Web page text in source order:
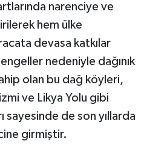
narenciye ve
hem ülke
devasa katkılar
nedeniyle dağınık
olan bu dağ köyleri,
ve Likya Yolu gibi
de son yıllarda
girmiştir.